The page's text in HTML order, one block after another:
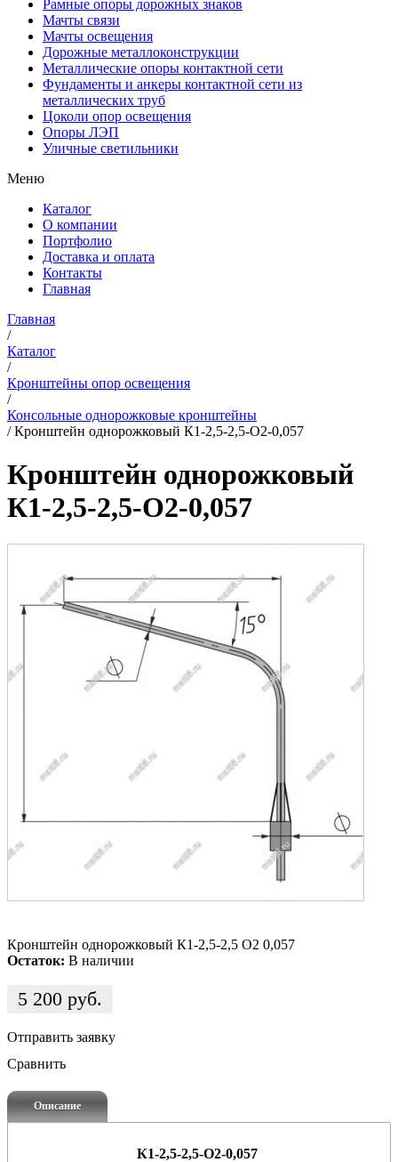
Рамные опоры дорожных знаков
Мачты связи
Мачты освещения
Дорожные металлоконструкции
Металлические опоры контактной сети
Фундаменты и анкеры контактной сети из
металлических труб
Цоколи опор освещения
Опоры ЛЭП
Уличные светильники
Меню
Каталог
О компании
Портфолио
Доставка и оплата
Контакты
Главная
Главная
/
Каталог
/
Кронштейны опор освещения
/
Консольные однорожковые кронштейны
/Кронштейн однорожковый К1-2,5-2,5-О2-0,057
Кронштейн однорожковый
К1-2,5-2,5-О2-0,057
Кронштейн однорожковый К1-2,5-2,5 О2 0,057
Остаток: В наличии
5 200 руб.
Отправить заявку
Сравнить
Описание
К1-2,5-2,5-О2-0,057